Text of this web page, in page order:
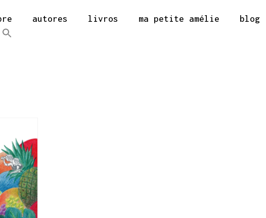
autores livros ma petite amélie blog